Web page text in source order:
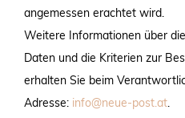
angemessen erachtet wird.
Weitere Informationen über
Daten und die Kriterien zur
erhalten Sie beim
Adresse: info@neue-post.at.